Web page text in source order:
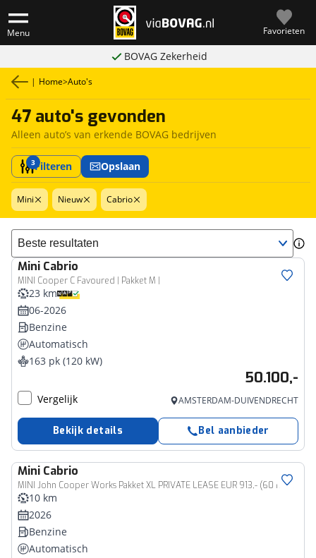
Menu Favorieten
BOVAG Zekerheid
| Home>Auto's
47 auto's gevonden
Alleen auto’s van erkende BOVAG bedrijven
3Filteren Opslaan
Mini Nieuw Cabrio
Sorteer resultaten
Mini Cabrio
MINI Cooper C Favoured | Pakket M |
23 km
06-2026
Benzine
Automatisch
163 pk (120 kW)
50.100,-
Vergelijk AMSTERDAM-DUIVENDRECHT
Bekijk details Bel aanbieder
Mini Cabrio
MINI John Cooper Works Pakket XL PRIVATE LEASE EUR 913,- (60 mnd/5.000 km)
10 km
2026
Benzine
Automatisch